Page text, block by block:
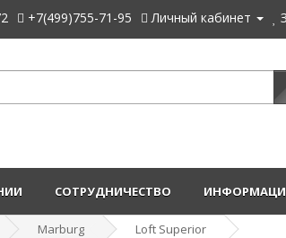
+7(499)755-71-95 Личный кабинет
СОТРУДНИЧЕСТВО
Marburg Loft Superior